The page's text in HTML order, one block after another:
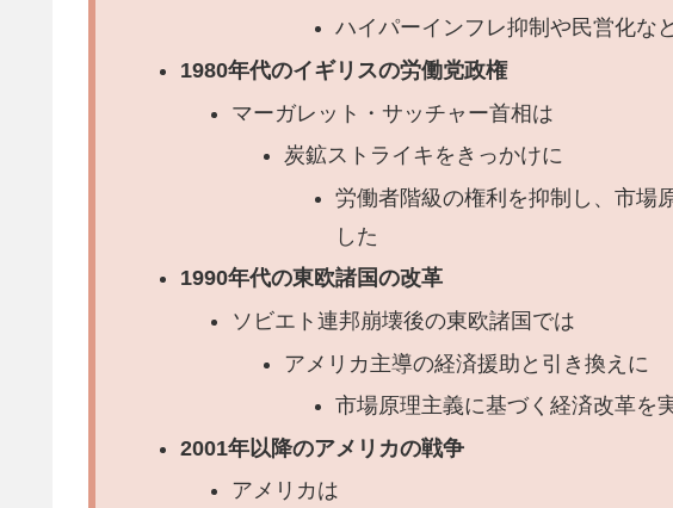
ハイパーインフレ抑制や民営化な
1980年代のイギリスの労働党政権
マーガレット・サッチャー首相は
炭鉱ストライキをきっかけに
労働者階級の権利を抑制し、市場
した
1990年代の東欧諸国の改革
ソビエト連邦崩壊後の東欧諸国では
アメリカ主導の経済援助と引き換えに
市場原理主義に基づく経済改革を
2001年以降のアメリカの戦争
アメリカは